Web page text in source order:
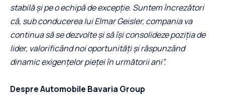
stabilă și pe o echipă de excepție. Suntem încrezători
că, sub conducerea lui Elmar Geisler, compania va
continua să se dezvolte și să își consolideze poziția de
lider, valorificând noi oportunități și răspunzând
dinamic exigențelor pieței în următorii ani”.
Despre Automobile Bavaria Group